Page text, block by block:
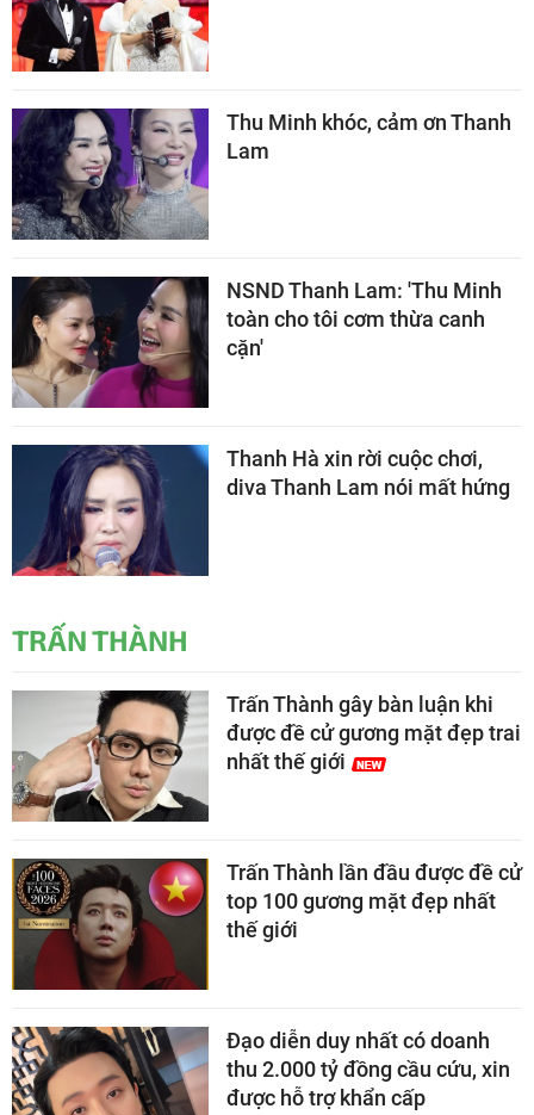
Thu Minh khóc, cảm ơn Thanh
Lam
NSND Thanh Lam: 'Thu Minh
toàn cho tôi cơm thừa canh
cặn'
Thanh Hà xin rời cuộc chơi,
diva Thanh Lam nói mất hứng
TRẤN THÀNH
Trấn Thành gây bàn luận khi
được đề cử gương mặt đẹp trai
nhất thế giới
Trấn Thành lần đầu được đề cử
top 100 gương mặt đẹp nhất
thế giới
Đạo diễn duy nhất có doanh
thu 2.000 tỷ đồng cầu cứu, xin
được hỗ trợ khẩn cấp